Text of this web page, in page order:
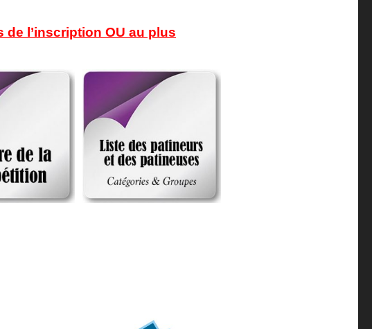
de l’inscription OU au plus